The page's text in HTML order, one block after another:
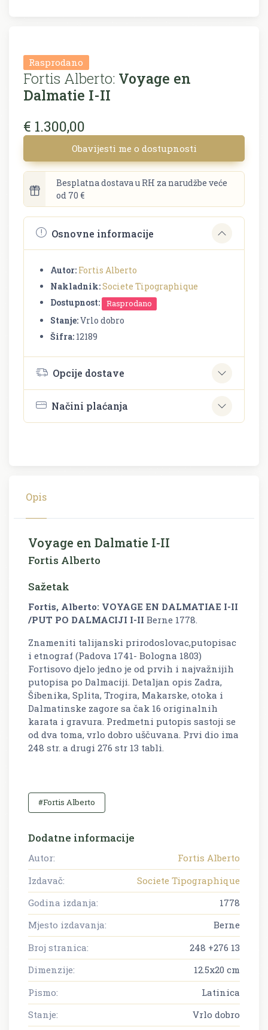
Rasprodano
Fortis Alberto: Voyage en
Dalmatie I-II
€ 1.300,00
Obavijesti me o dostupnosti
Besplatna dostava u RH za narudžbe veće
od 70 €
Osnovne informacije
Autor: Fortis Alberto
Nakladnik:Societe Tipographique
Dostupnost:
Rasprodano
Stanje:Vrlo dobro
Šifra: 12189
Opcije dostave
Načini plaćanja
Opis
Voyage en Dalmatie I-II
Fortis Alberto
Sažetak
Fortis, Alberto: VOYAGE EN DALMATIAE I-II
/PUT PO DALMACIJI I-II Berne 1778.
Znameniti talijanski prirodoslovac,putopisac
i etnograf (Padova 1741- Bologna 1803)
Fortisovo djelo jedno je od prvih i najvažnijih
putopisa po Dalmaciji. Detaljan opis Zadra,
Šibenika, Splita, Trogira, Makarske, otoka i
Dalmatinske zagore sa čak 16 originalnih
karata i gravura. Predmetni putopis sastoji se
od dva toma, vrlo dobro uščuvana. Prvi dio ima
248 str. a drugi 276 str 13 tabli.
#Fortis Alberto
Dodatne informacije
Autor:
Fortis Alberto
Izdavač:
Societe Tipographique
Godina izdanja:
1778
Mjesto izdavanja:
Berne
Broj stranica:
248 +276 13
Dimenzije:
12.5x20 cm
Pismo:
Latinica
Stanje:
Vrlo dobro